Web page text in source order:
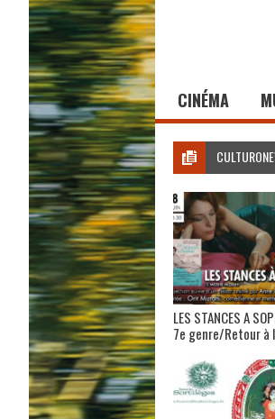
CINÉMA
LES STANCES A
7e genre/Retour à